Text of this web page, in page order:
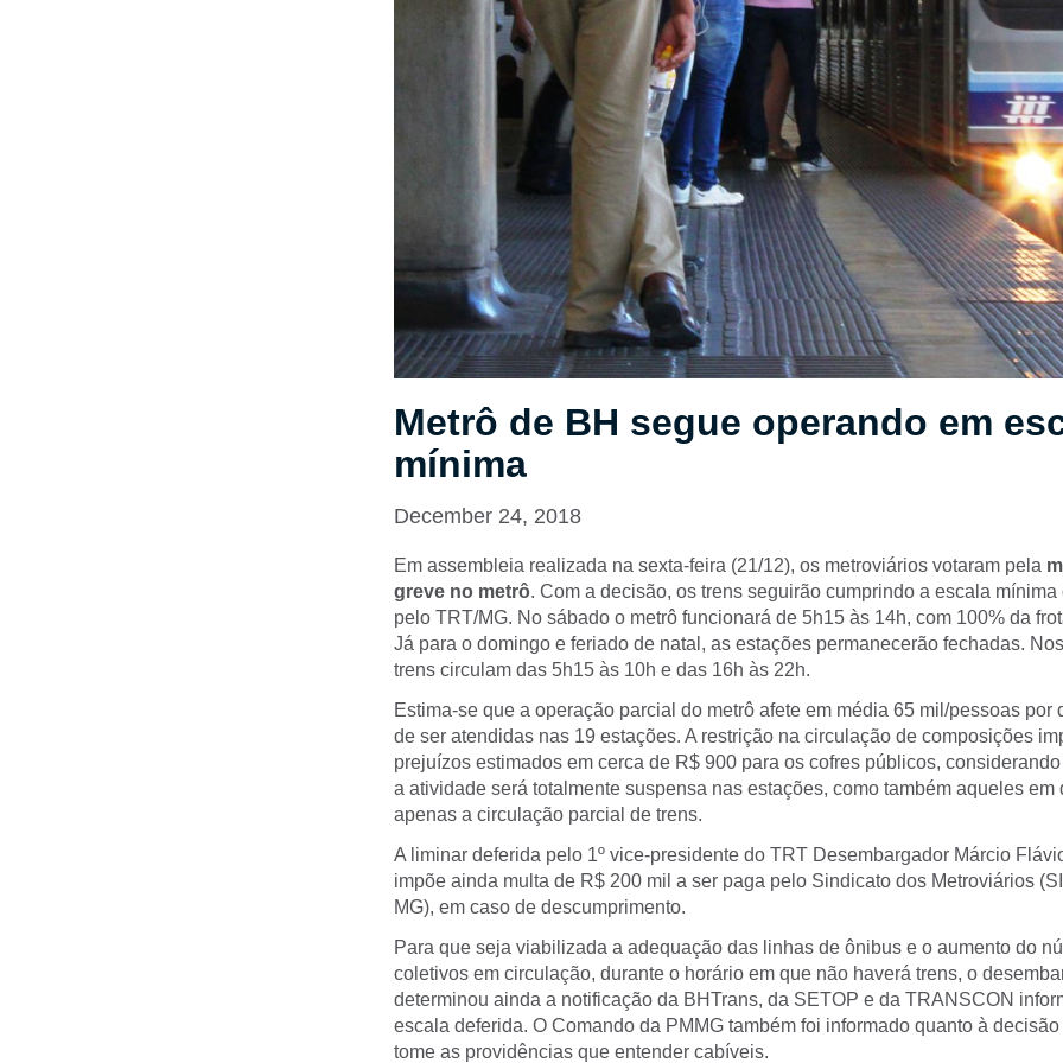
Metrô de BH segue operando em
mínima
December 24, 2018
Em assembleia realizada na sexta-feira (21/12), os metroviários votaram pela
greve no metrô. Com a decisão, os trens seguirão cumprindo a escala mínima
pelo TRT/MG. No sábado o metrô funcionará de 5h15 às 14h, com 100% da
Já para o domingo e feriado de natal, as estações permanecerão fechadas.
trens circulam das 5h15 às 10h e das 16h às 22h.
Estima-se que a operação parcial do metrô afete em média 65 mil/pessoas por
de ser atendidas nas 19 estações. A restrição na circulação de composições
prejuízos estimados em cerca de R$ 900 para os cofres públicos,
a atividade será totalmente suspensa nas estações, como também aqueles em
apenas a circulação parcial de trens.
A liminar deferida pelo 1º vice-presidente do TRT Desembargador Márcio
impõe ainda multa de R$ 200 mil a ser paga pelo Sindicato dos Metroviários
MG), em caso de descumprimento.
Para que seja viabilizada a adequação das linhas de ônibus e o aumento do
coletivos em circulação, durante o horário em que não haverá trens, o
determinou ainda a notificação da BHTrans, da SETOP e da TRANSCON
escala deferida. O Comando da PMMG também foi informado quanto à
tome as providências que entender cabíveis.